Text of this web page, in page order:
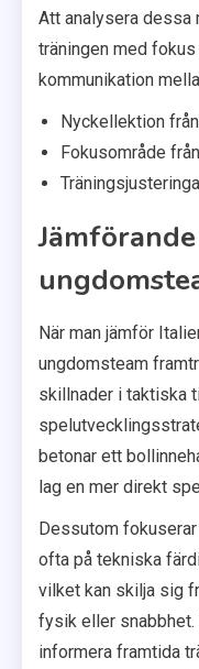
Att analysera dessa
träningen med
kommunikation
Nyckellektion
Fokusområde
När man jämför
ungdomsteam
skillnader i taktiska
betonar ett
lag en mer direkt
Dessutom
ofta på tekniska
vilket kan skilja sig
fysik eller snabbhet.
informera framtida